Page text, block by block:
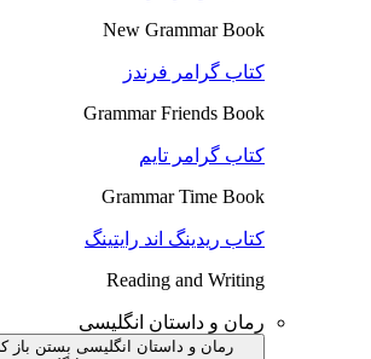
New Grammar Book
کتاب گرامر فرندز
Grammar Friends Book
کتاب گرامر تایم
Grammar Time Book
کتاب ریدینگ اند رایتینگ
Reading and Writing
رمان و داستان انگلیسی
رمان و داستان انگلیسی بستن باز